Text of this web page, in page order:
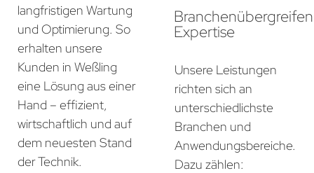
langfristigen Wartung
und Optimierung. So
erhalten unsere
Kunden in Weßling
eine Lösung aus einer
Hand – effizient,
wirtschaftlich und auf
dem neuesten Stand
der Technik.
Expertise
Unsere Leistungen
richten sich an
unterschiedlichste
Branchen und
Anwendungsbereiche.
Dazu zählen: